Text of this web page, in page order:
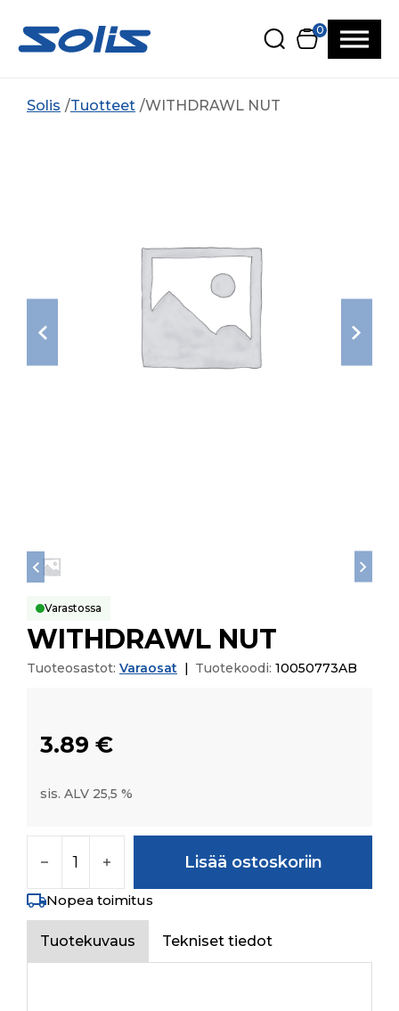
0
Solis Tuotteet WITHDRAWL NUT
Varastossa
WITHDRAWL NUT
Tuoteosastot: Varaosat Tuotekoodi: 10050773AB
3.89 €
sis. ALV 25,5 %
Lisää ostoskoriin
Nopea toimitus
Tuotekuvaus Tekniset tiedot